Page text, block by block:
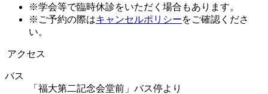
※学会等で臨時休診をいただく場合もあります。
※ご予約の際はキャンセルポリシーをご確認くださ
い。
アクセス
バス
「福大第二記念会堂前」バス停より